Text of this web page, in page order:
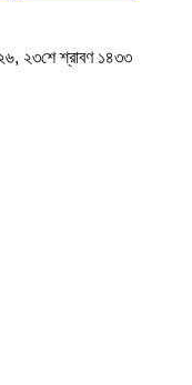
২৩শে শ্রাবণ ১৪৩৩